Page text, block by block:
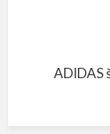
ADIDAS